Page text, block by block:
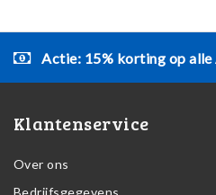
Actie: 15% korting op
Klantenservice
Over ons